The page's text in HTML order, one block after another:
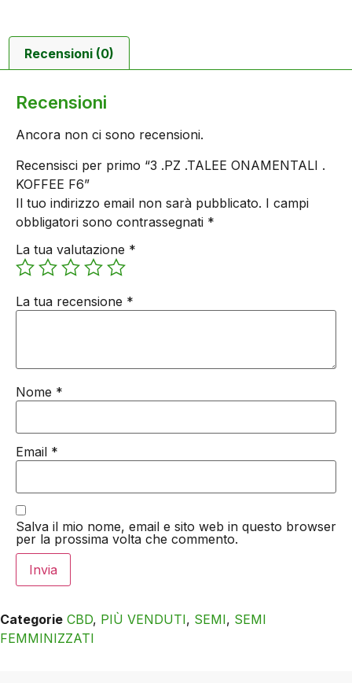
Recensioni (0)
Recensioni
Ancora non ci sono recensioni.
Recensisci per primo “3 .PZ .TALEE ONAMENTALI .
KOFFEE F6”
Il tuo indirizzo email non sarà pubblicato. I campi
obbligatori sono contrassegnati *
La tua valutazione *
La tua recensione *
Nome *
Email *
Salva il mio nome, email e sito web in questo browser
per la prossima volta che commento.
Categorie CBD, PIÙ VENDUTI, SEMI, SEMI
FEMMINIZZATI